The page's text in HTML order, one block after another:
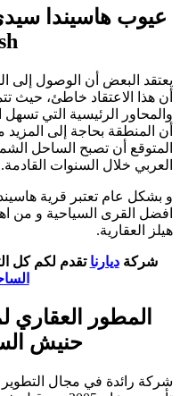
يعتقد البعض أن الوصول إلى
أن هذا الاعتقاد خاطئ، حيث
والمحاور الرئيسية التي تسهل
أن المنطقة بحاجة إلى
المتوقع أن تصبح الساحل
العربي خلال السنوات القادمة.
و بشكل عام تعتبر قرية
افضل القرى السياحية و من
هيلز العقارية.
شركة ديارنا تقدم لكم كل
المطور
حنيش
شركة رائدة في مجال التطوير